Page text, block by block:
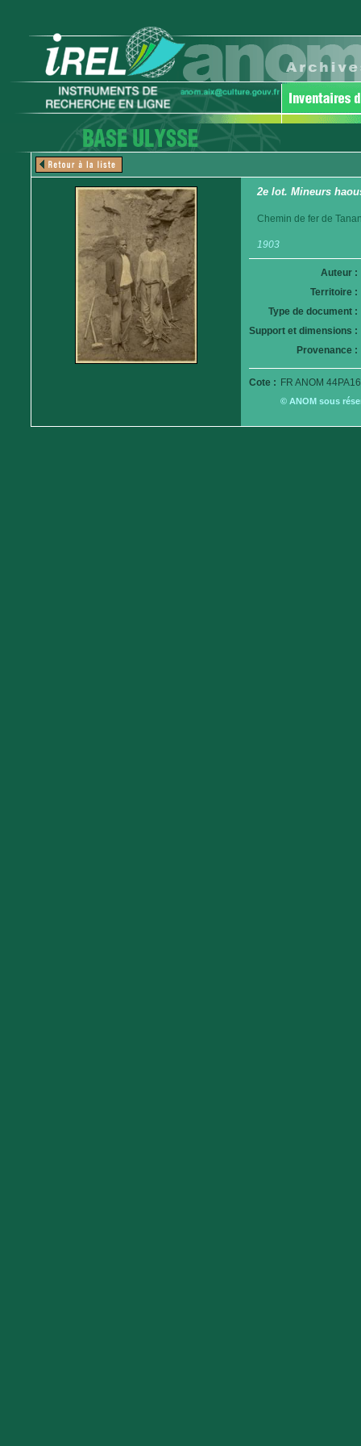
2e lot. Mineurs
Chemin de fer de
1903
Auteur :
Territoire :
Type de document :
Support et dimensions :
Provenance :
Cote : FR ANOM
© ANOM sous